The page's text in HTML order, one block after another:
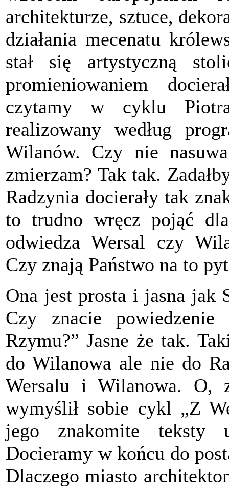
architekturze, sztuce,
działania mecenatu
stał się artystyczną
promieniowaniem
czytamy w cyklu
realizowany według
Wilanów. Czy nie
zmierzam? Tak tak.
Radzynia docierały tak
to trudno wręcz pojąć
odwiedza Wersal czy
Czy znają Państwo na to
Ona jest prosta i jasna jak
Czy znacie
Rzymu?” Jasne że tak.
do Wilanowa ale nie do
Wersalu i Wilanowa. O,
wymyślił sobie cykl „Z
jego znakomite teksty
Docieramy w końcu do
Dlaczego miasto